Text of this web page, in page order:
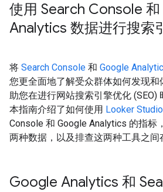
使用 Search Console
Analytics 数据进行搜索
将 Search Console 和 Google
您更全面地了解受众群体如何发现
助您在进行网站搜索引擎优化 (SEO)
本指南介绍了如何使用 Looker Studio
Console 和 Google Analytics 的指标
两种数据，以及排查这两种工具之间
Google Analytics 和